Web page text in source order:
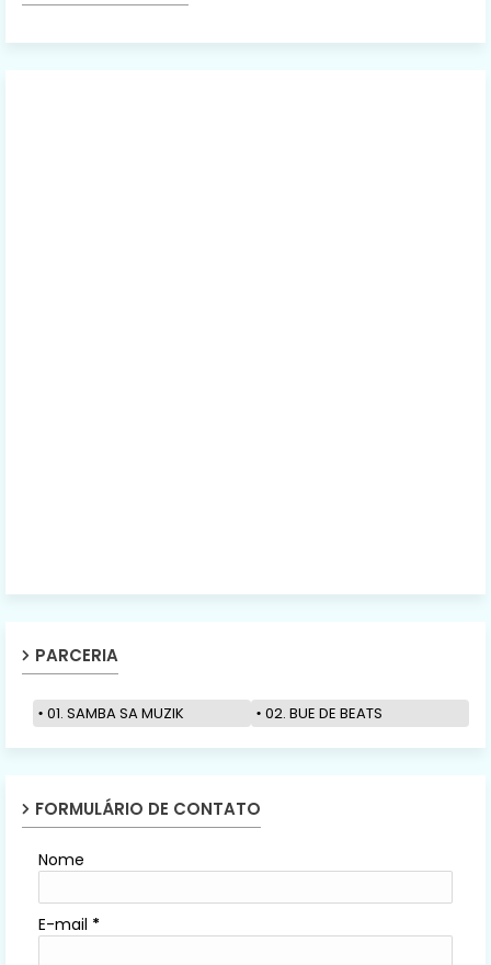
PARCERIA
01. SAMBA SA MUZIK 02. BUE DE BEATS
FORMULÁRIO DE CONTATO
Nome
E-mail *